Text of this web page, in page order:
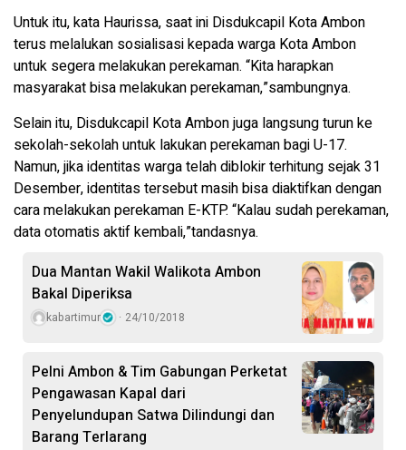
Untuk itu, kata Haurissa, saat ini Disdukcapil Kota Ambon
terus melalukan sosialisasi kepada warga Kota Ambon
untuk segera melakukan perekaman. “Kita harapkan
masyarakat bisa melakukan perekaman,”sambungnya.
Selain itu, Disdukcapil Kota Ambon juga langsung turun ke
sekolah-sekolah untuk lakukan perekaman bagi U-17.
Namun, jika identitas warga telah diblokir terhitung sejak 31
Desember, identitas tersebut masih bisa diaktifkan dengan
cara melakukan perekaman E-KTP. “Kalau sudah perekaman,
data otomatis aktif kembali,”tandasnya.
Dua Mantan Wakil Walikota Ambon
Bakal Diperiksa
kabartimur 24/10/2018
Pelni Ambon & Tim Gabungan Perketat
Pengawasan Kapal dari
Penyelundupan Satwa Dilindungi dan
Barang Terlarang